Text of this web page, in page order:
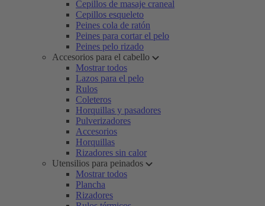
Cepillos de masaje craneal
Cepillos esqueleto
Peines cola de ratón
Peines para cortar el pelo
Peines pelo rizado
Accesorios para el cabello
Mostrar todos
Lazos para el pelo
Rulos
Coleteros
Horquillas y pasadores
Pulverizadores
Accesorios
Horquillas
Rizadores sin calor
Utensilios para peinados
Mostrar todos
Plancha
Rizadores